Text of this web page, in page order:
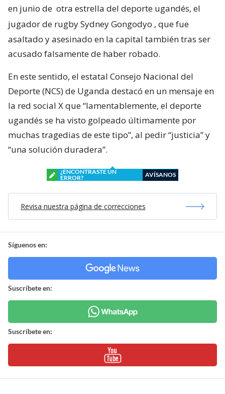
en junio de otra estrella del deporte ugandés, el
jugador de rugby Sydney Gongodyo , que fue
asaltado y asesinado en la capital también tras ser
acusado falsamente de haber robado.
En este sentido, el estatal Consejo Nacional del
Deporte (NCS) de Uganda destacó en un mensaje en
la red social X que “lamentablemente, el deporte
ugandés se ha visto golpeado últimamente por
muchas tragedias de este tipo”, al pedir “justicia” y
“una solución duradera”.
¿ENCONTRASTE UN
ERROR?
AVÍSANOS
Revisa nuestra página de correcciones
Síguenos en:
Suscríbete en:
Suscríbete en: